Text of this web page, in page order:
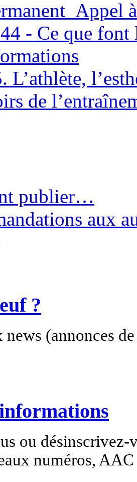
- Ce que font
L’athlète,
de
publier…
aux
?
news (annonces
ou
numéros,